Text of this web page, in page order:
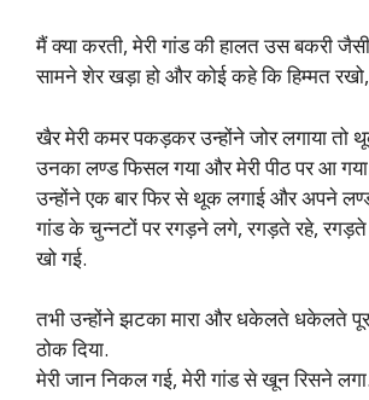
मैं क्या करती, मेरी गांड की हालत उस बकरी
सामने शेर खड़ा हो और कोई कहे कि हिम्मत
खैर मेरी कमर पकड़कर उन्होंने जोर लगाया तो
उनका लण्ड फिसल गया और मेरी पीठ पर आ
उन्होंने एक बार फिर से थूक लगाई और अपने लण्ड
गांड के चुन्नटों पर रगड़ने लगे, रगड़ते रहे,
खो गई.
तभी उन्होंने झटका मारा और धकेलते धकेलते
ठोक दिया.
मेरी जान निकल गई, मेरी गांड से खून रिसने लगा.